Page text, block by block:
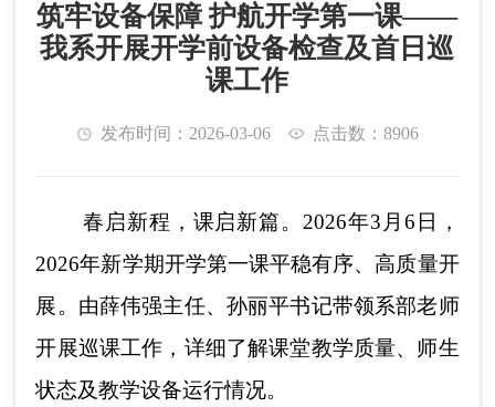
筑牢设备保障 护航开学第一课——
我系开展开学前设备检查及首日巡
课工作
发布时间：2026-03-06 点击数：8906
春启新程，课启新篇。2026年3月6日，
2026年新学期开学第一课平稳有序、高质量开
展。由薛伟强主任、孙丽平书记带领系部老师
开展巡课工作，详细了解课堂教学质量、师生
状态及教学设备运行情况。